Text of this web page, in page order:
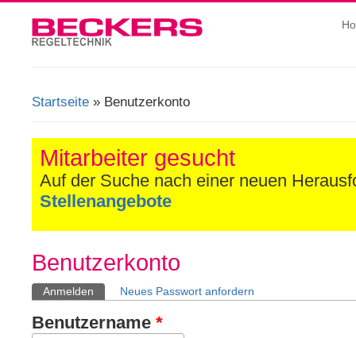
Startseite » Benutzerkonto
Mitarbeiter gesucht
Auf der Suche nach einer neuen
Stellenangebote
Benutzerkonto
Haupt-Reiter
Anmelden (aktiver Reiter)
Neues Passwort anfordern
Benutzername *